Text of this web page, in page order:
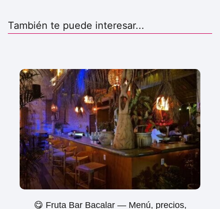
También te puede interesar...
😋 Fruta Bar Bacalar — Menú, precios,